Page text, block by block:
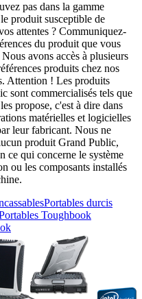
pas dans la gamme
produit susceptible de
attentes ? Communiquez-
du produit que vous
avons accès à plusieurs
produits chez nos
Attention ! Les produits
sont commercialisés tels que
propose, c'est à dire dans
matérielles et logicielles
leur fabricant. Nous ne
produit Grand Public,
ce qui concerne le système
ou les composants installés
Portables durcis
Toughbook